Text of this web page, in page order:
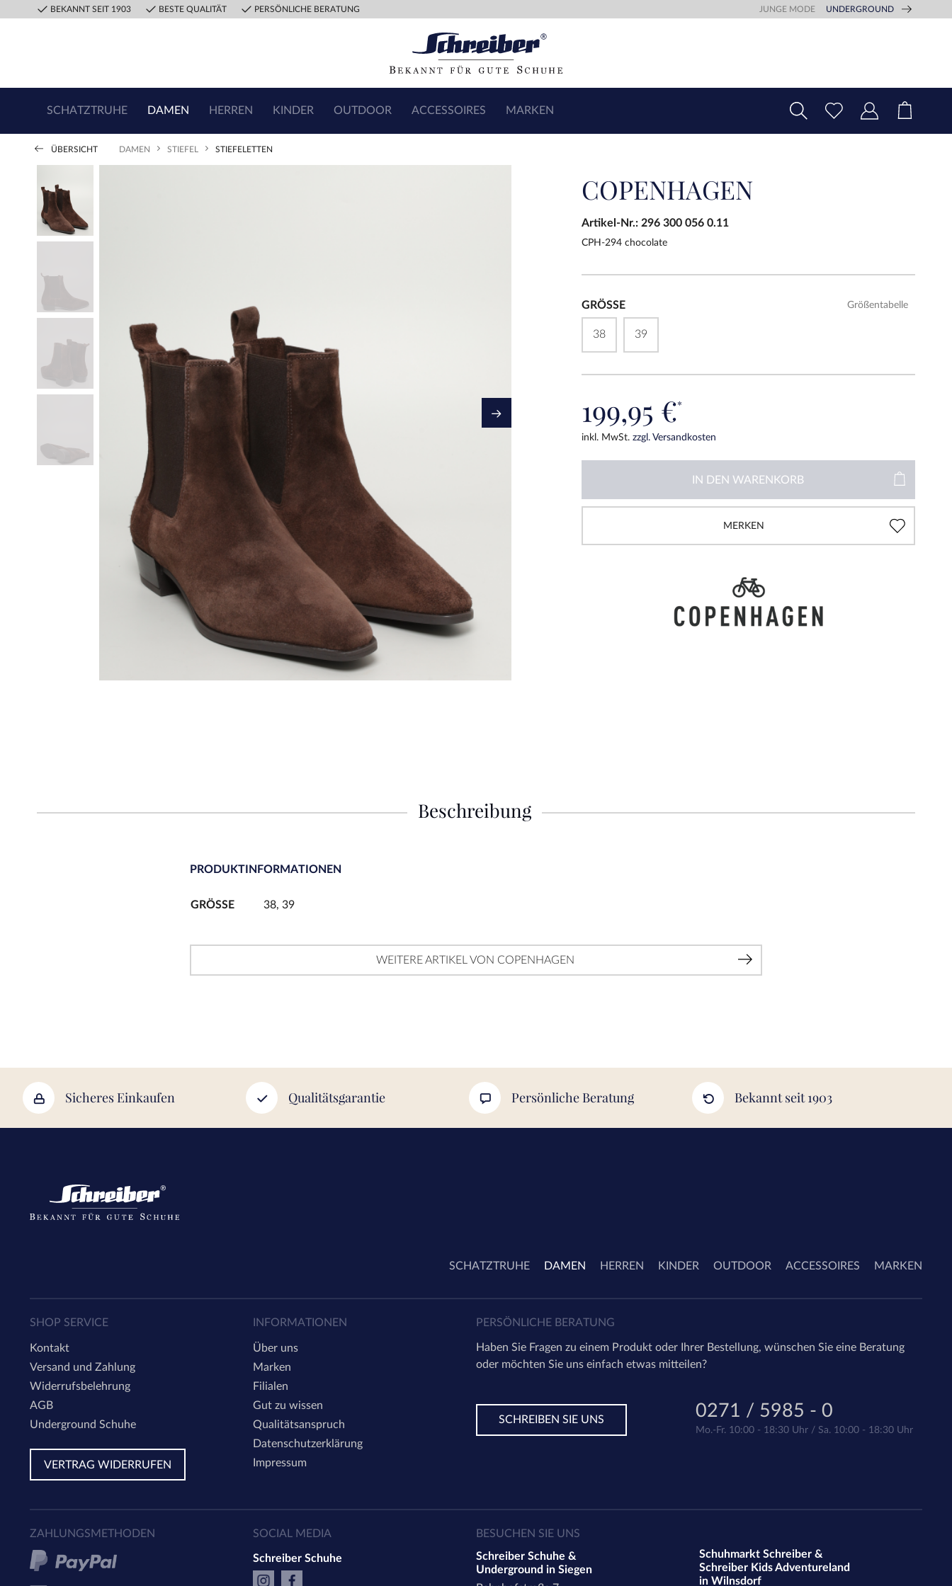
BEKANNT SEIT 1903 BESTE QUALITÄT PERSÖNLICHE BERATUNG JUNGE MODE UNDERGROUND
SCHATZTRUHE DAMEN HERREN KINDER OUTDOOR ACCESSOIRES MARKEN
ÜBERSICHT DAMEN STIEFEL STIEFELETTEN
COPENHAGEN
Artikel-Nr.: 296 300 056 0.11
CPH-294 chocolate
Größentabelle
GRÖSSE
38 39
199,95 €*
inkl. MwSt. zzgl. Versandkosten
IN DEN WARENKORB
MERKEN
Beschreibung
PRODUKTINFORMATIONEN
GRÖSSE 38, 39
WEITERE ARTIKEL VON COPENHAGEN
Sicheres Einkaufen Qualitätsgarantie Persönliche Beratung Bekannt seit 1903
SCHATZTRUHE DAMEN HERREN KINDER OUTDOOR ACCESSOIRES MARKEN
SHOP SERVICE
Kontakt
Versand und Zahlung
Widerrufsbelehrung
AGB
Underground Schuhe
VERTRAG WIDERRUFEN
INFORMATIONEN
Über uns
Marken
Filialen
Gut zu wissen
Qualitätsanspruch
Datenschutzerklärung
Impressum
PERSÖNLICHE BERATUNG
Haben Sie Fragen zu einem Produkt oder Ihrer Bestellung, wünschen Sie eine Beratung
oder möchten Sie uns einfach etwas mitteilen?
SCHREIBEN SIE UNS 0271 / 5985 - 0
Mo.-Fr. 10:00 - 18:30 Uhr / Sa. 10:00 - 18:30 Uhr
ZAHLUNGSMETHODEN SOCIAL MEDIA
Schreiber Schuhe
BESUCHEN SIE UNS
Schreiber Schuhe &
Underground in Siegen
Schuhmarkt Schreiber &
Schreiber Kids Adventureland
in Wilnsdorf